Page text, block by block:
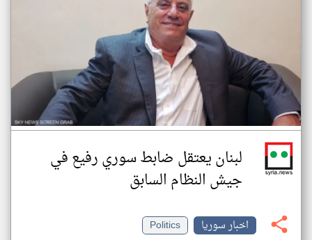
لبنان يعتقل ضابط سوري رفيع في
جيش النظام السابق
اخبار سوريا
Politics